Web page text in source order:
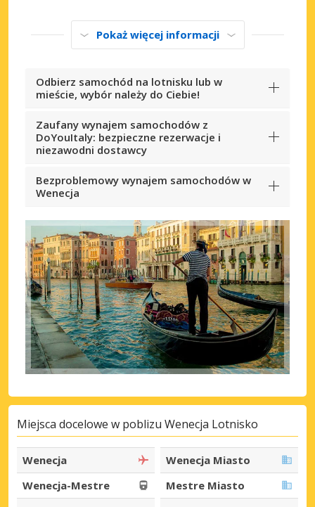
Pokaż więcej informacji
Odbierz samochód na lotnisku lub w
mieście, wybór należy do Ciebie!
Zaufany wynajem samochodów z
DoYouItaly: bezpieczne rezerwacje i
niezawodni dostawcy
Bezproblemowy wynajem samochodów w
Wenecja
Miejsca docelowe w poblizu Wenecja Lotnisko
Wenecja
Wenecja Miasto
Wenecja-Mestre
Mestre Miasto